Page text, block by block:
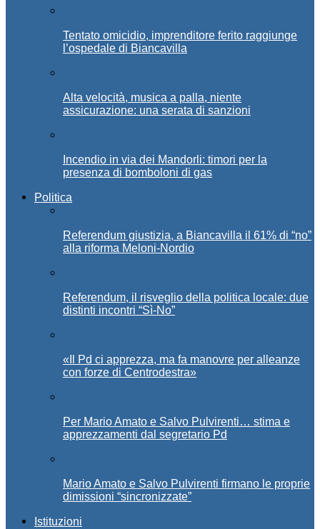
Tentato omicidio, imprenditore ferito raggiunge
l’ospedale di Biancavilla
Alta velocità, musica a palla, niente
assicurazione: una serata di sanzioni
Incendio in via dei Mandorli: timori per la
presenza di bomboloni di gas
Politica
Referendum giustizia, a Biancavilla il 61% di “no”
alla riforma Meloni-Nordio
Referendum, il risveglio della politica locale: due
distinti incontri “Sì-No”
«Il Pd ci apprezza, ma fa manovre per alleanze
con forze di Centrodestra»
Per Mario Amato e Salvo Pulvirenti… stima e
apprezzamenti dal segretario Pd
Mario Amato e Salvo Pulvirenti firmano le proprie
dimissioni “sincronizzate”
Istituzioni